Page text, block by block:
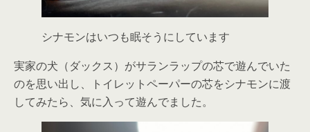
シナモンはいつも眠そうにしています
実家の犬（ダックス）がサランラップの芯で遊んでいた
のを思い出し、トイレットペーパーの芯をシナモンに渡
してみたら、気に入って遊んでました。